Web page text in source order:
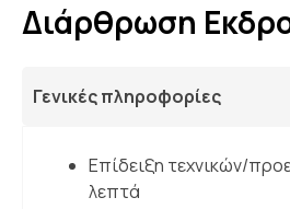
Διάρθρωση
Γενικές πληροφορίες
Επίδειξη τεχνικών/
λεπτά